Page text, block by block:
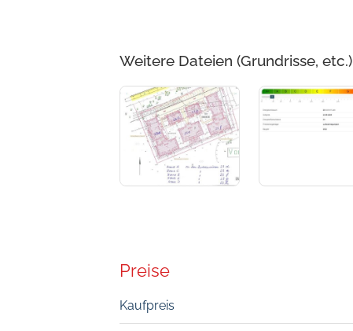
Weitere Dateien (Grundrisse, etc.)
Preise
Kaufpreis